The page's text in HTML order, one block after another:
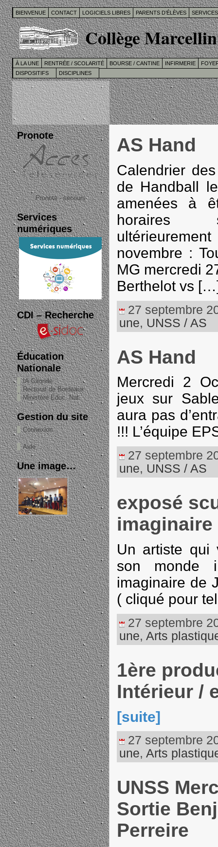
BIENVENUE CONTACT LOGICIELS LIBRES PARENTS D’ÉLÈVES
Collège
À LA UNE RENTRÉE / SCOLARITÉ BOURSE / CANTINE INFIRMERIE
DISPOSITIFS
DISCIPLINES
Pronote
Pronote - secours
Services
numériques
CDI – Recherche
Éducation
Nationale
IA Gironde
Rectorat de Bordeaux
Ministère Éduc. Nat.
Gestion du site
Connexion
Aide
Une image…
AS Hand
Calendrier
de Handball
amenées à
horaires
novembre :
MG mercredi
Berthelot vs
27 septembre
une, UNSS / AS
AS Hand
Mercredi 2
jeux sur
aura pas
!!! L’équipe
27 septembre
une, UNSS / AS
exposé
imaginaire
Un artiste qui
son monde
imaginaire de
( cliqué pour
27 septembre
une, Arts
1ère
Intérieur /
[suite]
27 septembre
une, Arts
UNSS
Sortie
Perreire